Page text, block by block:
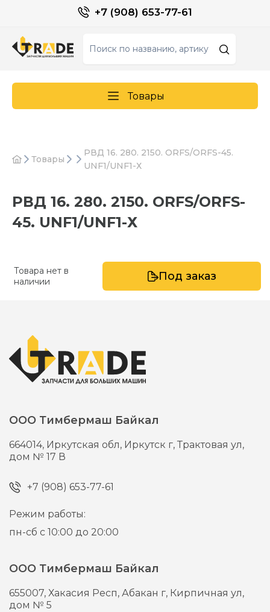
+7 (908) 653-77-61
Товары
Товары
РВД 16. 280. 2150. ORFS/ORFS-45.
UNF1/UNF1-Х
РВД 16. 280. 2150. ORFS/ORFS-
45. UNF1/UNF1-Х
Товара нет в
наличии
Под заказ
ООО Тимбермаш Байкал
664014, Иркутская обл, Иркутск г,Трактовая ул,
дом № 17 В
+7 (908) 653-77-61
Режим работы:
пн-сб с 10:00 до 20:00
ООО Тимбермаш Байкал
655007,Хакасия Респ, Абакан г, Кирпичная ул,
дом № 5